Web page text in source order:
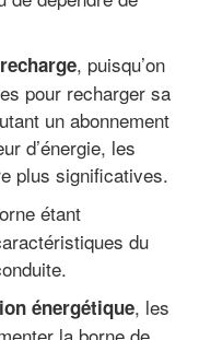
, puisqu’on
pour recharger sa
un abonnement
d’énergie, les
plus significatives.
étant
du
énergétique, les